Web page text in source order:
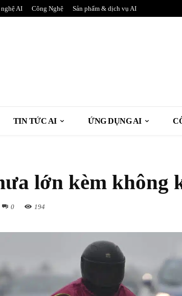
AI Công Nghệ Sản phẩm & dịch vụ AI
TIN TỨC AI ỨNG DỤNG AI
lớn kèm không
0 194